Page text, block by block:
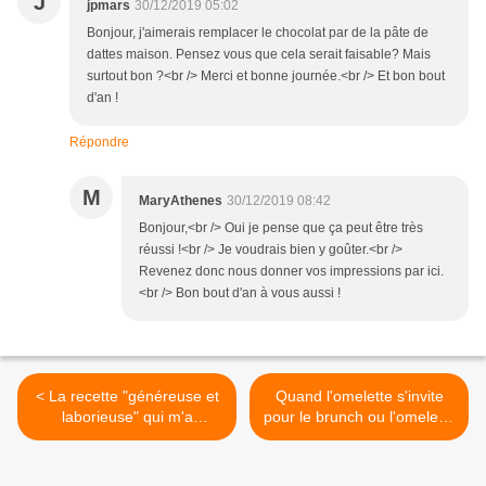
jpmars 30/12/2019 05:02
Bonjour, j'aimerais remplacer le chocolat par de la pâte de
dattes maison. Pensez vous que cela serait faisable? Mais
surtout bon ?<br /> Merci et bonne journée.<br /> Et bon bout
d'an !
Répondre
M MaryAthenes 30/12/2019 08:42
Bonjour,<br /> Oui je pense que ça peut être très
réussi !<br /> Je voudrais bien y goûter.<br />
Revenez donc nous donner vos impressions par ici.
<br /> Bon bout d'an à vous aussi !
< La recette "généreuse et
laborieuse" qui m'a
réconciliée avec la
Quand l'omelette s'invite
pour le brunch ou l'omelette
aux poireaux cuite au four >